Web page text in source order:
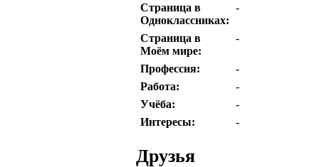
Страница в
Одноклассниках:
-
Страница в
Моём мире:
-
Профессия:
-
Работа:
-
Учёба:
-
Интересы:
-
Друзья